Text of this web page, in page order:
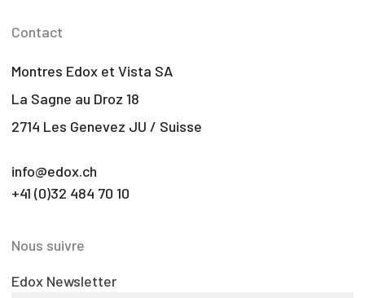
Contact
Montres Edox et Vista SA
La Sagne au Droz 18
2714 Les Genevez JU / Suisse
info@edox.ch
+41 (0)32 484 70 10
Nous suivre
Edox Newsletter